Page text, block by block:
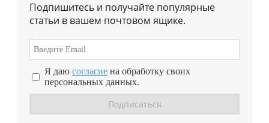
Подпишитесь и получайте популярные
статьи в вашем почтовом ящике.
Я даю согласие на обработку своих
персональных данных.